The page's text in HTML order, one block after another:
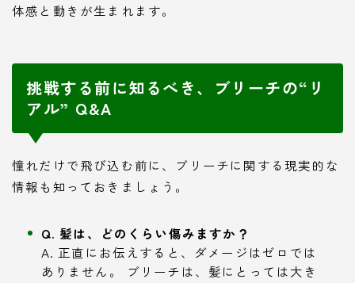
体感と動きが生まれます。
挑戦する前に知るべき、ブリーチの“リ
アル” Q&A
憧れだけで飛び込む前に、ブリーチに関する現実的な
情報も知っておきましょう。
Q. 髪は、どのくらい傷みますか？
A. 正直にお伝えすると、ダメージはゼロでは
ありません。 ブリーチは、髪にとっては大き